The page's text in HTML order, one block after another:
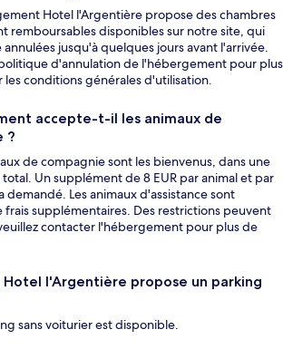
Hotel l'Argentière propose des chambres
remboursables disponibles sur notre site, qui
jusqu'à quelques jours avant l'arrivée.
d'annulation de l'hébergement pour plus
les conditions générales d'utilisation.
accepte-t-il les animaux de
?
de compagnie sont les bienvenus, dans une
total. Un supplément de 8 EUR par animal et par
demandé. Les animaux d'assistance sont
frais supplémentaires. Des restrictions peuvent
contacter l'hébergement pour plus de
Hotel l'Argentière propose un parking
sans voiturier est disponible.